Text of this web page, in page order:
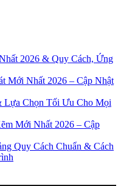
2026 & Quy Cách, Ứng
Mới Nhất 2026 – Cập Nhật
Lựa Chọn Tối Ưu Cho Mọi
Mới Nhất 2026 – Cập
Quy Cách Chuẩn & Cách